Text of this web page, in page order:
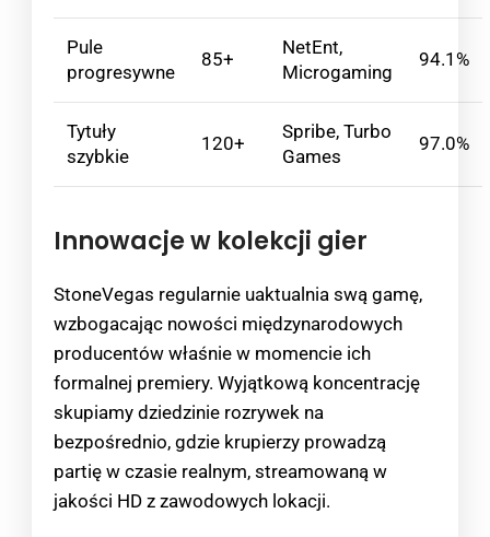
Pule
progresywne
85+
NetEnt,
Microgaming
94.1%
Tytuły
szybkie
120+
Spribe, Turbo
Games
97.0%
Innowacje w kolekcji gier
StoneVegas regularnie uaktualnia swą gamę,
wzbogacając nowości międzynarodowych
producentów właśnie w momencie ich
formalnej premiery. Wyjątkową koncentrację
skupiamy dziedzinie rozrywek na
bezpośrednio, gdzie krupierzy prowadzą
partię w czasie realnym, streamowaną w
jakości HD z zawodowych lokacji.